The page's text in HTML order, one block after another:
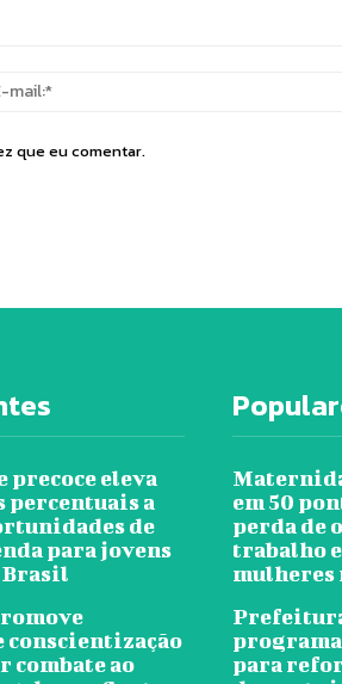
que eu comentar.
eleva
percentuais a
de
para jovens
Brasil
conscientização
combate ao
em 50
perda de
trabalho
mulheres
para